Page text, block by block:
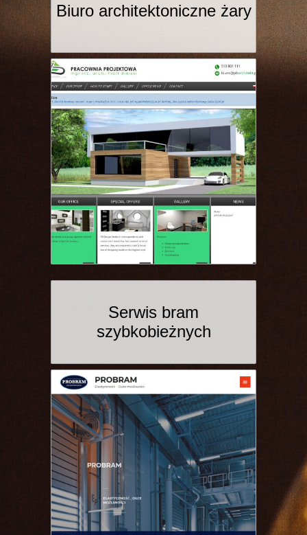
Biuro architektoniczne żary
Serwis bram
szybkobieżnych